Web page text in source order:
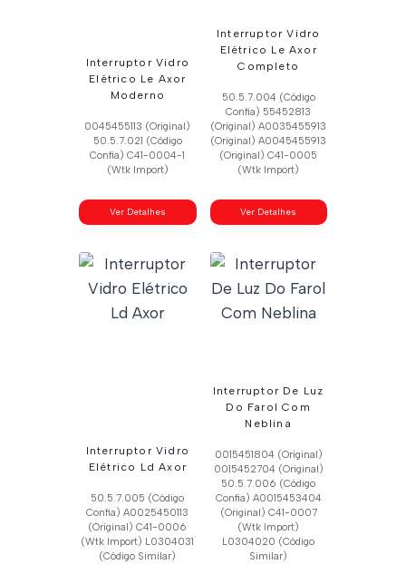
Interruptor Vidro
Elétrico Le Axor
Moderno
0045455113 (Original)
50.5.7.021 (Código
Confia) C41-0004-1
(Wtk Import)
Ver Detalhes
Interruptor Vidro
Elétrico Le Axor
Completo
50.5.7.004 (Código
Confia) 55452813
(Original) A0035455913
(Original) A0045455913
(Original) C41-0005
(Wtk Import)
Ver Detalhes
Interruptor Vidro
Elétrico Ld Axor
50.5.7.005 (Código
Confia) A0025450113
(Original) C41-0006
(Wtk Import) L0304031
(Código Similar)
Interruptor De Luz
Do Farol Com
Neblina
0015451804 (Original)
0015452704 (Original)
50.5.7.006 (Código
Confia) A0015453404
(Original) C41-0007
(Wtk Import)
L0304020 (Código
Similar)